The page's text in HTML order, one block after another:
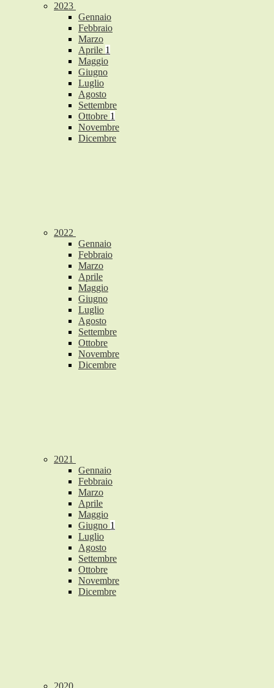
2023
Gennaio
Febbraio
Marzo
Aprile 1
Maggio
Giugno
Luglio
Agosto
Settembre
Ottobre 1
Novembre
Dicembre
2022
Gennaio
Febbraio
Marzo
Aprile
Maggio
Giugno
Luglio
Agosto
Settembre
Ottobre
Novembre
Dicembre
2021
Gennaio
Febbraio
Marzo
Aprile
Maggio
Giugno 1
Luglio
Agosto
Settembre
Ottobre
Novembre
Dicembre